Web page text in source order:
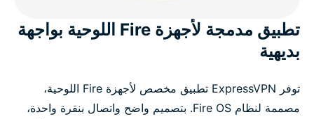
تطبيق مدمجة لأجهزة Fire اللوحية بواجهة
بديهية
توفر ExpressVPN تطبيق مخصص لأجهزة Fire اللوحية،
مصممة لنظام Fire OS. بتصميم واضح واتصال بنقرة واحدة،